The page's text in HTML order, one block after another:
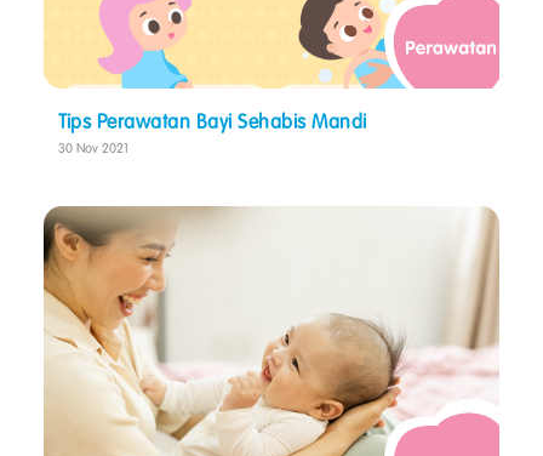
Tips Perawatan Bayi Sehabis Mandi
30 Nov 2021